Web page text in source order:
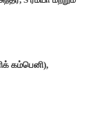
கம்பெனி),